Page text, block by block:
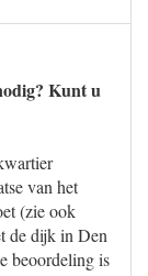
Kunt u
van het
(zie ook
de dijk in Den
beoordeling is